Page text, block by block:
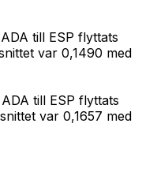
till ESP flyttats
var 0,1490 med
till ESP flyttats
var 0,1657 med